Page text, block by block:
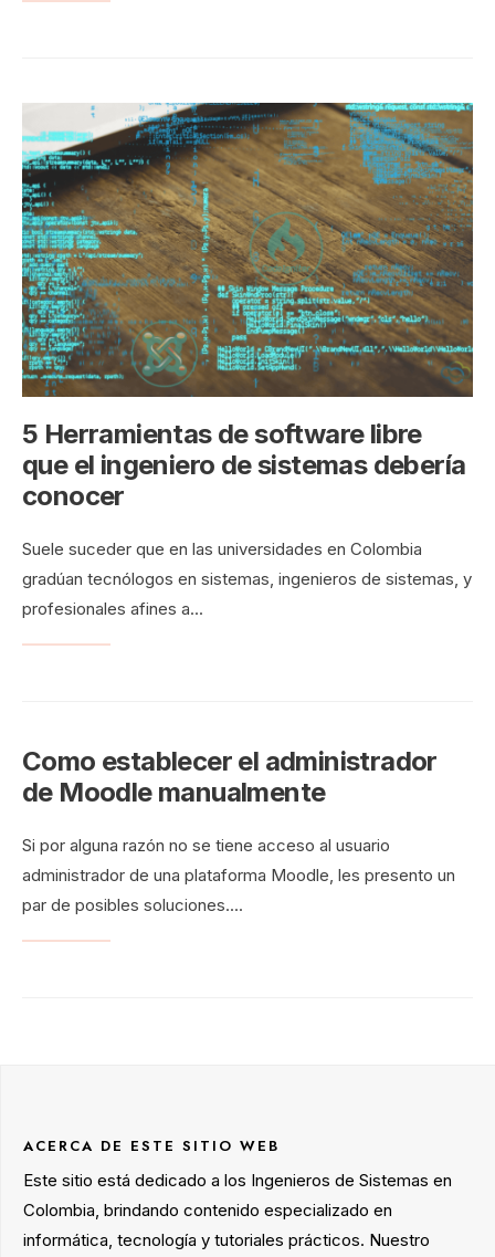
5 Herramientas de software libre
que el ingeniero de sistemas debería
conocer
Suele suceder que en las universidades en Colombia
gradúan tecnólogos en sistemas, ingenieros de sistemas, y
profesionales afines a...
Como establecer el administrador
de Moodle manualmente
Si por alguna razón no se tiene acceso al usuario
administrador de una plataforma Moodle, les presento un
par de posibles soluciones....
ACERCA DE ESTE SITIO WEB
Este sitio está dedicado a los Ingenieros de Sistemas en
Colombia, brindando contenido especializado en
informática, tecnología y tutoriales prácticos. Nuestro